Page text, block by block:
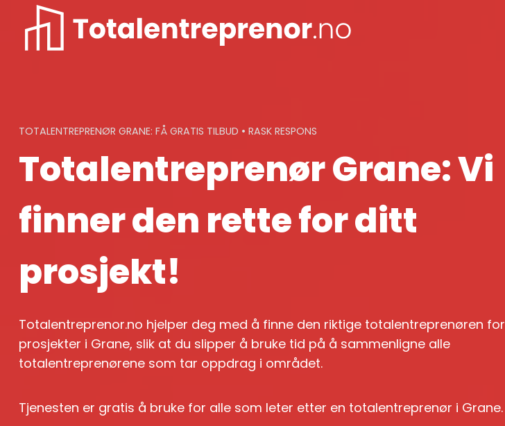
content
TOTALENTREPRENØR GRANE: FÅ GRATIS TILBUD • RASK RESPONS
Totalentreprenør Grane: Vi
finner den rette for ditt
prosjekt!
Totalentreprenor.no hjelper deg med å finne den riktige totalentreprenøren for
prosjekter i Grane, slik at du slipper å bruke tid på å sammenligne alle
totalentreprenørene som tar oppdrag i området.
Tjenesten er gratis å bruke for alle som leter etter en totalentreprenør i Grane.